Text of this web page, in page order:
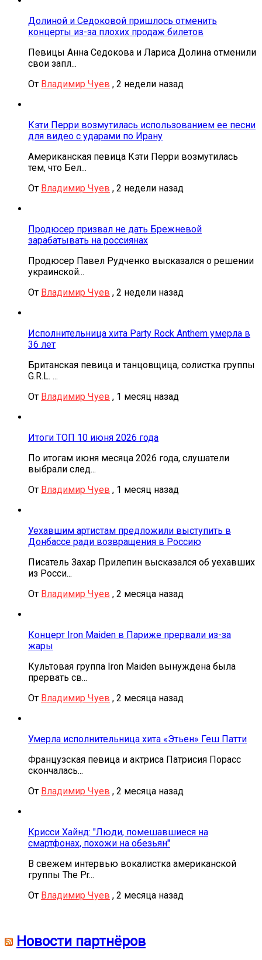
Долиной и Седоковой пришлось отменить
концерты из-за плохих продаж билетов
Певицы Анна Седокова и Лариса Долина отменили
свои запл...
От Владимир Чуев , 2 недели назад
Кэти Перри возмутилась использованием ее песни
для видео с ударами по Ирану
Американская певица Кэти Перри возмутилась
тем, что Бел...
От Владимир Чуев , 2 недели назад
Продюсер призвал не дать Брежневой
зарабатывать на россиянах
Продюсер Павел Рудченко высказался о решении
украинской...
От Владимир Чуев , 2 недели назад
Исполнительница хита Party Rock Anthem умерла в
36 лет
Британская певица и танцовщица, солистка группы
G.R.L. ...
От Владимир Чуев , 1 месяц назад
Итоги ТОП 10 июня 2026 года
По итогам июня месяца 2026 года, слушатели
выбрали след...
От Владимир Чуев , 1 месяц назад
Уехавшим артистам предложили выступить в
Донбассе ради возвращения в Россию
Писатель Захар Прилепин высказался об уехавших
из Росси...
От Владимир Чуев , 2 месяца назад
Концерт Iron Maiden в Париже прервали из-за
жары
Культовая группа Iron Maiden вынуждена была
прервать св...
От Владимир Чуев , 2 месяца назад
Умерла исполнительница хита «Этьен» Геш Патти
Французская певица и актриса Патрисия Порасс
скончалась...
От Владимир Чуев , 2 месяца назад
Крисси Хайнд: "Люди, помешавшиеся на
смартфонах, похожи на обезьян"
В свежем интервью вокалистка американской
группы The Pr...
От Владимир Чуев , 2 месяца назад
Новости партнёров